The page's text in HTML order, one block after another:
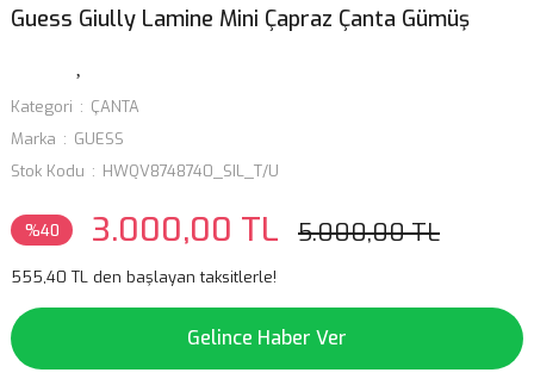
Guess Giully Lamine Mini Çapraz Çanta Gümüş
Kategori
ÇANTA
Marka
GUESS
Stok Kodu
HWQV8748740_SIL_T/U
%40 3.000,00 TL 5.000,00 TL
555,40 TL den başlayan taksitlerle!
Gelince Haber Ver